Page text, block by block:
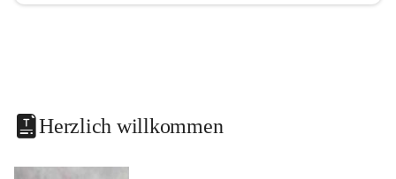
Herzlich willkommen